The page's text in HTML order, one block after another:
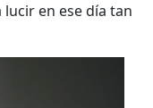
en ese día tan